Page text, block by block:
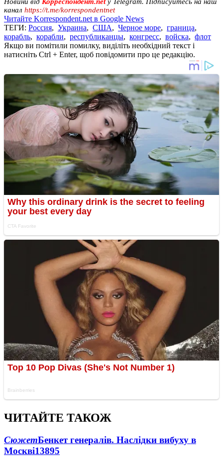
канал https://t.me/korrespondentnet
Читайте Korrespondent.net в Google News
ТЕГИ: Россия, Украина, США, Черное море, граница,
корабль, корабли, республиканцы, конгресс, войска, флот
Якщо ви помітили помилку, виділіть необхідний текст і
натисніть Ctrl + Enter, щоб повідомити про це редакцію.
ЧИТАЙТЕ ТАКОЖ
СюжетБенкет генералів. Наслідки вибуху в
Москві13895